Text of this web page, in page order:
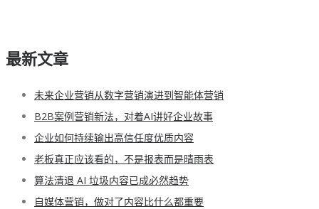
最新文章
未来企业营销从数字营销演进到智能体营销
B2B案例营销新法，对着AI讲好企业故事
企业如何持续输出高信任度优质内容
老板真正应该看的，不是报表而是晴雨表
算法清退 AI 垃圾内容已成必然趋势
自媒体营销，做对了内容比什么都重要